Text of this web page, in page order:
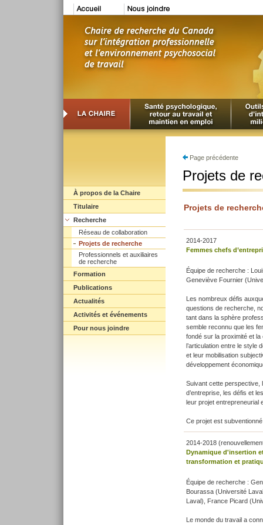
À propos de la Chaire
Titulaire
Recherche
Réseau de collaboration
Projets de recherche
Professionnels et auxiliaires
de recherche
Formation
Publications
Actualités
Activités et événements
Pour nous joindre
Page précédente
Projets de
Projets de
2014-2017
Femmes chefs
Équipe de recherche :
Geneviève Fournier
Les nombreux défis
questions de recherche,
tant dans la sphère
semble reconnu que les
fondé sur la proximité et
l’articulation entre le style
et leur mobilisation
développement
Suivant cette perspective,
d’entreprise, les défis et
leur projet entrepreneurial
Ce projet est
2014-2018
Dynamique d'insertion
transformation et
Équipe de recherche :
Bourassa (Université
Laval), France Picard
Le monde du travail a